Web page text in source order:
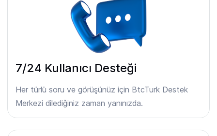
7/24 Kullanıcı Desteği
Her türlü soru ve görüşünüz için BtcTurk Destek
Merkezi dilediğiniz zaman yanınızda.